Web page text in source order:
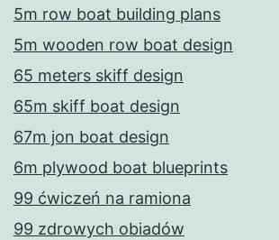
5m row boat building plans
5m wooden row boat design
65 meters skiff design
65m skiff boat design
67m jon boat design
6m plywood boat blueprints
99 ćwiczeń na ramiona
99 zdrowych obiadów